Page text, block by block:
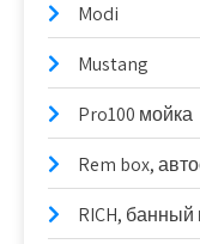
Modi
Mustang
Pro100 мойка
Rem box,
RICH,